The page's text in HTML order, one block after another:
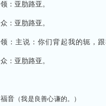
领：亚肋路亚。
众：亚肋路亚。
领：主说：你们背起我的轭，
众：亚肋路亚。
福音 （我是良善心谦的。）